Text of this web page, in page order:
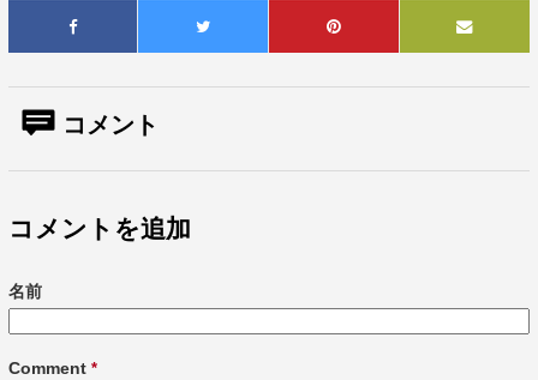
コメント
コメントを追加
名前
Comment *